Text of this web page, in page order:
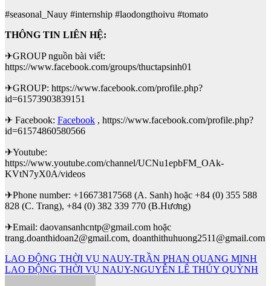
#seasonal_Nauy #internship #laodongthoivu #tomato
THÔNG TIN LIÊN HỆ:
✈GROUP nguồn bài viết:
https://www.facebook.com/groups/thuctapsinh01
✈GROUP: https://www.facebook.com/profile.php?
id=61573903839151
✈ Facebook: Facebook , https://www.facebook.com/profile.php?
id=61574860580566
✈Youtube:
https://www.youtube.com/channel/UCNu1epbFM_OAk-
KVtN7yX0A/videos
✈Phone number: +16673817568 (A. Sanh) hoặc +84 (0) 355 588
828 (C. Trang), +84 (0) 382 339 770 (B.Hương)
✈Email: daovansanhcntp@gmail.com hoặc
trang.doanthidoan2@gmail.com, doanthithuhuong2511@gmail.com
Điều
hướng
LAO ĐỘNG THỜI VỤ NAUY-TRẦN PHAN QUANG MINH
LAO ĐỘNG THỜI VỤ NAUY-NGUYỄN LÊ THÚY QUỲNH